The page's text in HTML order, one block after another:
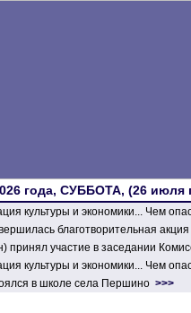
года, СУББОТА, (26 июля
культуры и экономики... Чем
благотворительная
принял участие в заседании
культуры и экономики... Чем
в школе села Першино >>>